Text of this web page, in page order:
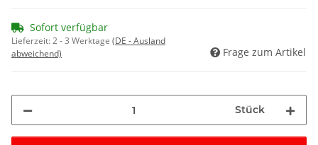
Sofort verfügbar
Lieferzeit:2 - 3 Werktage (DE - Ausland
abweichend)
Frage zum Artikel
Stück